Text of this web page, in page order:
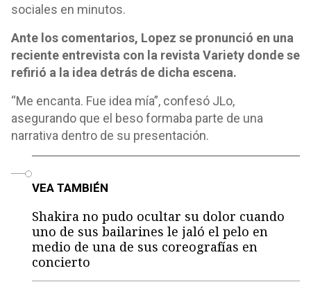
sociales en minutos.
Ante los comentarios, Lopez se pronunció en una
reciente entrevista con la revista Variety donde se
refirió a la idea detrás de dicha escena.
“Me encanta. Fue idea mía”, confesó JLo,
asegurando que el beso formaba parte de una
narrativa dentro de su presentación.
VEA TAMBIÉN
Shakira no pudo ocultar su dolor cuando
uno de sus bailarines le jaló el pelo en
medio de una de sus coreografías en
concierto